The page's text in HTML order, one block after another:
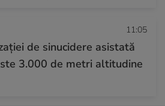
11:05
de sinucidere asistată
3.000 de metri altitudine